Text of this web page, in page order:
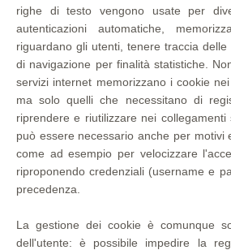
righe di testo vengono usate per
autenticazioni automatiche,
riguardano gli utenti, tenere traccia
di navigazione per finalità statistiche.
servizi internet memorizzano i cookie
ma solo quelli che necessitano di
riprendere e riutilizzare nei collegamenti
può essere necessario anche per motivi
come ad esempio per velocizzare
riproponendo credenziali (username e
precedenza.
La gestione dei cookie è comunque
dell'utente: è possibile impedire la